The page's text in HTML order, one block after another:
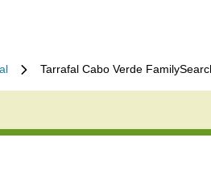
Tarrafal Cabo Verde